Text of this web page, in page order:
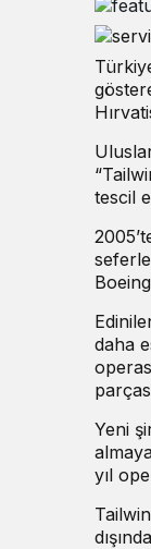
tescil
daha
Yeni
yıl